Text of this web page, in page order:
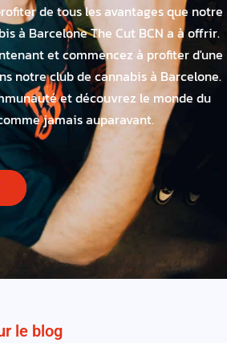
de tous les avantages que notre
à Barcelone The Cut BCN a à offrir.
et commencez à profiter d'une
notre club de cannabis à Barcelone.
et découvrez le monde du
jamais auparavant.
le blog